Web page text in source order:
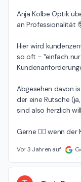
Anja Kolbe Optik
an Professionalität
Hier wird
so oft - "einfach
Abgesehen davon
der eine Rutsche
sind also herzlich
Gerne 👍🏽 wenn
Vor 3 Jahren auf